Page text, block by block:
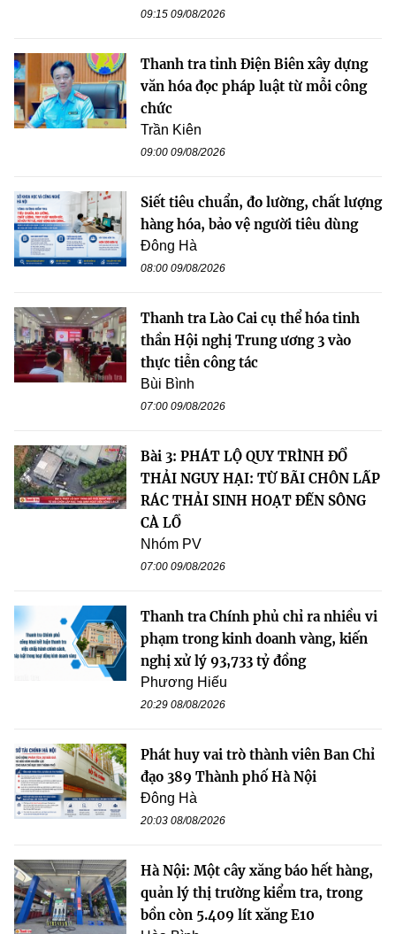
09:15 09/08/2026
Thanh tra tỉnh Điện Biên xây dựng
văn hóa đọc pháp luật từ mỗi công
chức
Trần Kiên
09:00 09/08/2026
Siết tiêu chuẩn, đo lường, chất lượng
hàng hóa, bảo vệ người tiêu dùng
Đông Hà
08:00 09/08/2026
Thanh tra Lào Cai cụ thể hóa tinh
thần Hội nghị Trung ương 3 vào
thực tiễn công tác
Bùi Bình
07:00 09/08/2026
Bài 3: PHÁT LỘ QUY TRÌNH ĐỔ
THẢI NGUY HẠI: TỪ BÃI CHÔN LẤP
RÁC THẢI SINH HOẠT ĐẾN SÔNG
CÀ LỒ
Nhóm PV
07:00 09/08/2026
Thanh tra Chính phủ chỉ ra nhiều vi
phạm trong kinh doanh vàng, kiến
nghị xử lý 93,733 tỷ đồng
Phương Hiếu
20:29 08/08/2026
Phát huy vai trò thành viên Ban Chỉ
đạo 389 Thành phố Hà Nội
Đông Hà
20:03 08/08/2026
Hà Nội: Một cây xăng báo hết hàng,
quản lý thị trường kiểm tra, trong
bồn còn 5.409 lít xăng E10